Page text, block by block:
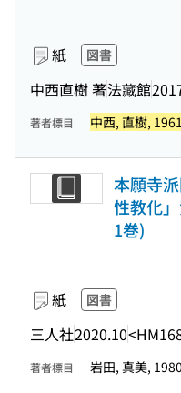
紙 図書
中西直樹 著法藏館
著者標目 中西, 直樹,
本願寺
性教化
1巻)
紙 図書
三人社2020.10
著者標目 岩田, 真美,